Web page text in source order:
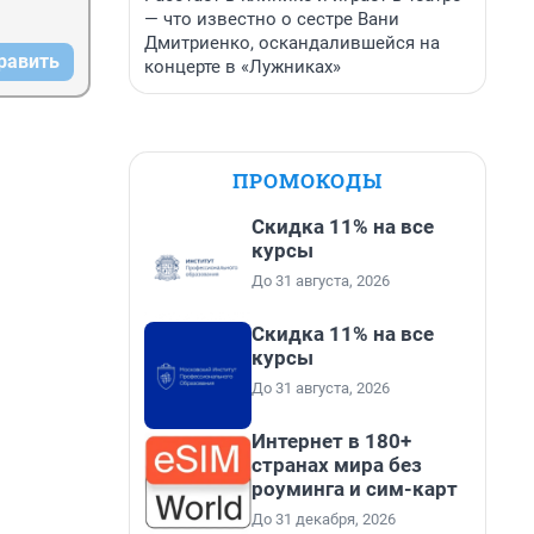
— что известно о сестре Вани
Дмитриенко, оскандалившейся на
концерте в «Лужниках»
ПРОМОКОДЫ
Скидка 11% на все
курсы
До 31 августа, 2026
Скидка 11% на все
курсы
До 31 августа, 2026
Интернет в 180+
странах мира без
роуминга и сим-карт
До 31 декабря, 2026